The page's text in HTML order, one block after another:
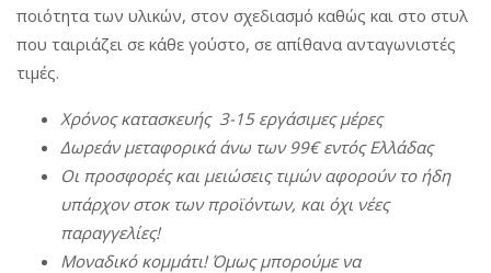
ποιότητα των υλικών, στον σχεδιασμό καθώς και στο στυλ
που ταιριάζει σε κάθε γούστο, σε απίθανα ανταγωνιστές
τιμές.
Χρόνος κατασκευής 3-15 εργάσιμες μέρες
Δωρεάν μεταφορικά άνω των99€εντός Ελλάδας
Οι προσφορές και μειώσεις τιμών αφορούν το ήδη
υπάρχον στοκ τωνπροϊόντων, και όχι νέες
παραγγελίες!
Μοναδικό κομμάτι! Όμως μπορούμε να